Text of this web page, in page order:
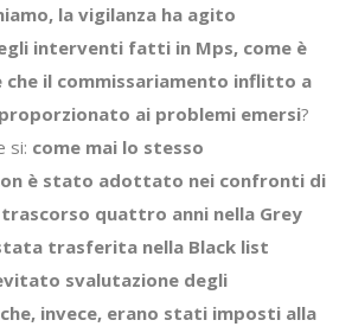
la vigilanza ha agito
interventi fatti in Mps, come è
che il commissariamento inflitto a
ai problemi emersi?
si: come mai lo stesso
è stato adottato nei confronti di
trascorso quattro anni nella Grey
trasferita nella Black list
svalutazione degli
invece, erano stati imposti alla